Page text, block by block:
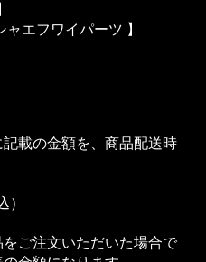
エフワイパーツ 】
載の金額を、商品配送時
ご注文いただいた場合で